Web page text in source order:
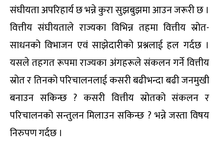
संघीयता अपरिहार्य छ भन्ने कुरा सुझबुझमा आउन जरूरी छ ।
वित्तीय संघीयताले राज्यका विभिन्न तहमा वित्तीय स्रोत-
साधनको विभाजन एवं साझेदारीको प्रश्नलाई हल गर्दछ ।
यसले तहगत रूपमा राज्यका अंगहरूले संकलन गर्ने वित्तीय
स्रोत र तिनको परिचालनलाई कसरी बढीभन्दा बढी जनमुखी
बनाउन सकिन्छ ? कसरी वित्तीय स्रोतको संकलन र
परिचालनको सन्तुलन मिलाउन सकिन्छ ? भन्ने जस्ता विषय
निरुपण गर्दछ ।